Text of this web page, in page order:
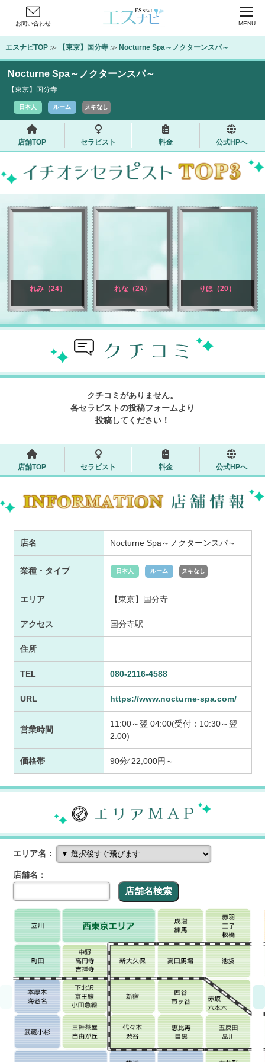
お問い合わせ MENU
エスナビTOP ≫ 【東京】国分寺 ≫ Nocturne Spa～ノクターンスパ～
Nocturne Spa～ノクターンスパ～
【東京】国分寺
日本人 ルーム ヌキなし
店舗TOP セラピスト 料金 公式HPへ
れみ（24） れな（24） りほ（20）
クチコミがありません。
各セラピストの投稿フォームより
投稿してください！
店舗TOP セラピスト 料金 公式HPへ
店名 Nocturne Spa～ノクターンスパ～
業種・タイプ 日本人 ルーム ヌキなし
エリア 【東京】国分寺
アクセス 国分寺駅
住所
TEL 080-2116-4588
URL https://www.nocturne-spa.com/
営業時間
11:00～翌 04:00(受付：10:30～翌
2:00)
価格帯 90分⁄ 22,000円～
エリア名：
店舗名：